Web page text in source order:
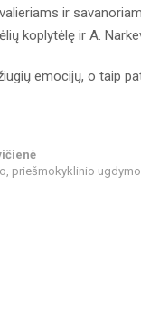
ir
koplytėlę ir A.
emocijų, o taip
priešmokyklinio